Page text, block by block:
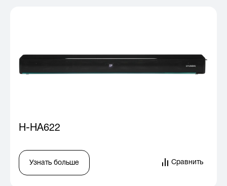
H-HA622
Узнать больше Сравнить